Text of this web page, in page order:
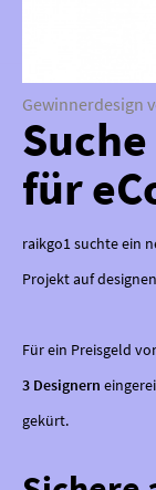
Gewinnerdesign
für
raikgo1 suchte ein
Projekt auf
Für ein Preisgeld
3 Designern
gekürt.